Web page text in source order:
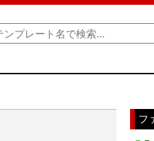
フ